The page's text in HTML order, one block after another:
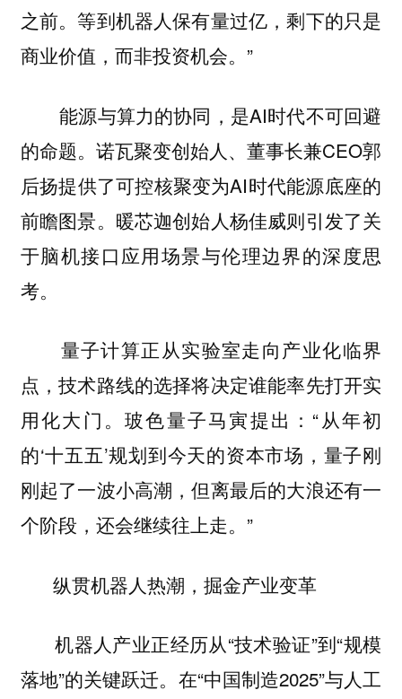
之前。等到机器人保有量过亿，剩下的只是
商业价值，而非投资机会。”
能源与算力的协同，是AI时代不可回避
的命题。诺瓦聚变创始人、董事长兼CEO郭
后扬提供了可控核聚变为AI时代能源底座的
前瞻图景。暖芯迦创始人杨佳威则引发了关
于脑机接口应用场景与伦理边界的深度思
考。
量子计算正从实验室走向产业化临界
点，技术路线的选择将决定谁能率先打开实
用化大门。玻色量子马寅提出：“从年初
的‘十五五’规划到今天的资本市场，量子刚
刚起了一波小高潮，但离最后的大浪还有一
个阶段，还会继续往上走。”
纵贯机器人热潮，掘金产业变革
机器人产业正经历从“技术验证”到“规模
落地”的关键跃迁。在“中国制造2025”与人工